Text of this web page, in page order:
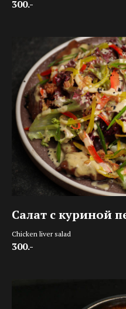
300.-
Салат с куриной
Chicken liver salad
300.-